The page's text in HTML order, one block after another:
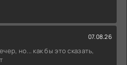
07.08.26
но... как бы это сказать,